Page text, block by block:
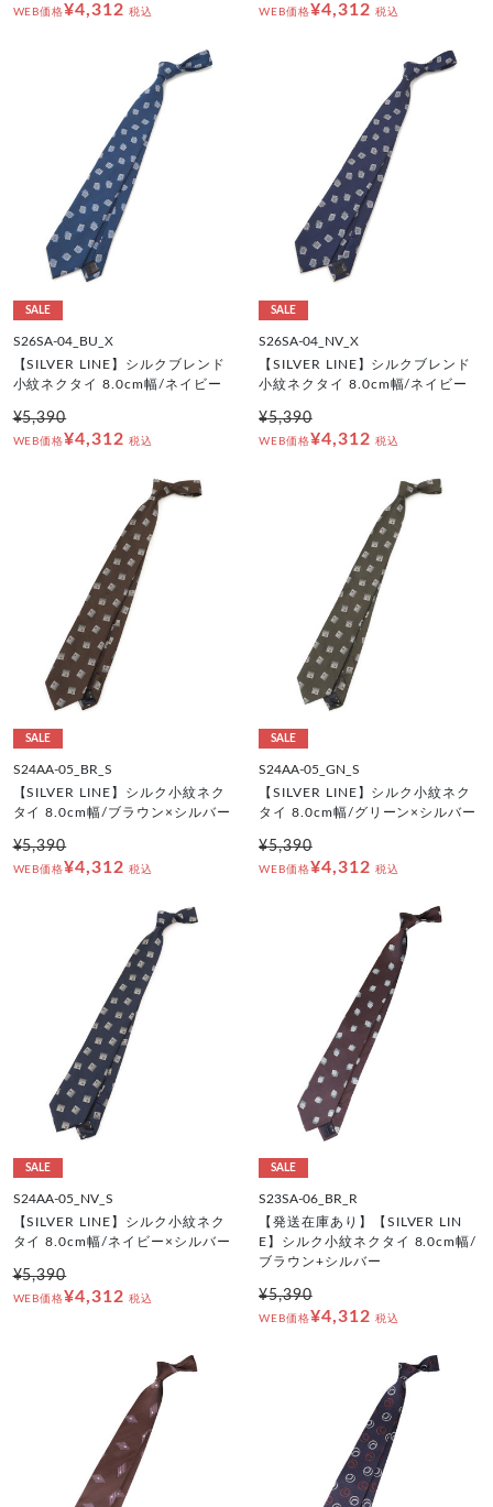
WEB価格¥4,312 税込 WEB価格¥4,312 税込
SALE
S26SA-04_BU_X
【SILVER LINE】シルクブレンド
小紋ネクタイ 8.0cm幅/ネイビー
¥5,390
WEB価格¥4,312 税込
SALE
S26SA-04_NV_X
【SILVER LINE】シルクブレンド
小紋ネクタイ 8.0cm幅/ネイビー
¥5,390
WEB価格¥4,312 税込
SALE
S24AA-05_BR_S
【SILVER LINE】シルク小紋ネク
タイ 8.0cm幅/ブラウン×シルバー
¥5,390
WEB価格¥4,312 税込
SALE
S24AA-05_GN_S
【SILVER LINE】シルク小紋ネク
タイ 8.0cm幅/グリーン×シルバー
¥5,390
WEB価格¥4,312 税込
SALE
S24AA-05_NV_S
【SILVER LINE】シルク小紋ネク
タイ 8.0cm幅/ネイビー×シルバー
¥5,390
WEB価格¥4,312 税込
SALE
S23SA-06_BR_R
【発送在庫あり】【SILVER LIN
E】シルク小紋ネクタイ 8.0cm幅/
ブラウン+シルバー
¥5,390
WEB価格¥4,312 税込